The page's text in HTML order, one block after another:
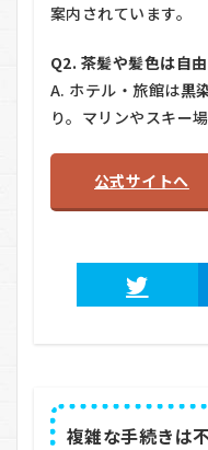
案内されています。
Q2. 茶髪や髪色は自
A. ホテル・旅館は黒
り。マリンやスキー
公式サイトへ
複雑な手続きは